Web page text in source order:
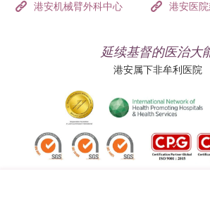
港安机械臂外科中心
港安医
延续基督的医治大
港安属下非牟利医院